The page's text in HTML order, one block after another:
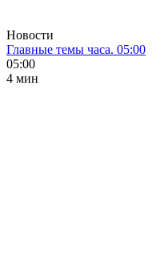
Новости
Главные темы часа. 05:00
05:00
4 мин